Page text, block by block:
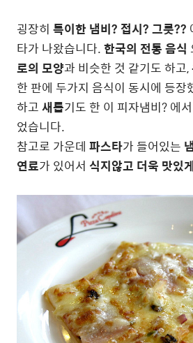
굉장히 특이한 냄비? 접시? 그릇??
타가 나왔습니다.한국의 전통 음식
로의 모양과 비슷한 것 같기도 하고,
한 판에 두가지 음식이 동시에 등장
하고새롭기도 한 이 피자냄비? 에
었습니다.
참고로 가운데 파스타가 들어있는
연료가 있어서 식지않고 더욱 맛있